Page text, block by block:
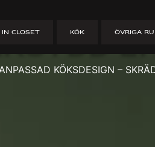
CLOSET KÖK ÖVRIGA
KÖKSDESIGN –